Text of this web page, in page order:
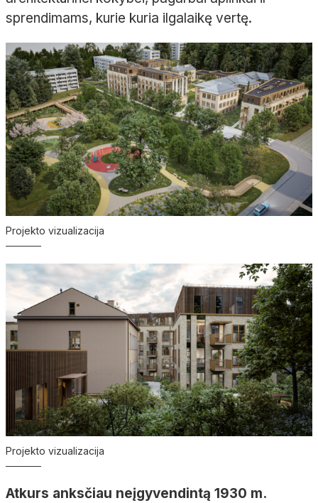
sprendimams, kurie kuria ilgalaikę vertę.
Projekto vizualizacija
Projekto vizualizacija
Atkurs anksčiau neįgyvendintą 1930 m.